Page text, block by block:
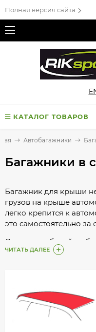
Полная версия сайта
КАТАЛОГ ТОВАРОВ
Автобагажники
Багажники в
Багажник для крыши
грузов на крыше
легко крепится к
это самостоятельно
Для автомобилей
подобрать
ЧИТАТЬ ДАЛЕЕ